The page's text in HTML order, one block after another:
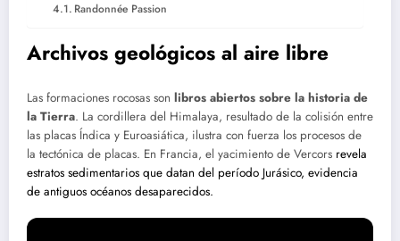
Randonnée Passion
Archivos geológicos al aire libre
Las formaciones rocosas son libros abiertos sobre la historia de
la Tierra. La cordillera del Himalaya, resultado de la colisión entre
las placas Índica y Euroasiática, ilustra con fuerza los procesos de
la tectónica de placas. En Francia, el yacimiento de Vercors revela
estratos sedimentarios que datan del período Jurásico, evidencia
de antiguos océanos desaparecidos.